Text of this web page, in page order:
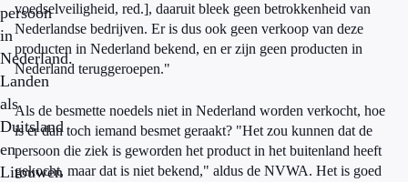
persoon
in
Nederland.
Landen
als
Duitsland
en
Litouwen
voedselveiligheid, red.], daaruit bleek geen betrokkenheid van
Nederlandse bedrijven. Er is dus ook geen verkoop van deze
producten in Nederland bekend, en er zijn geen producten in
Nederland teruggeroepen."
Als de besmette noedels niet in Nederland worden verkocht, hoe
is er dan toch iemand besmet geraakt? "Het zou kunnen dat de
persoon die ziek is geworden het product in het buitenland heeft
gekocht, maar dat is niet bekend," aldus de NVWA. Het is goed